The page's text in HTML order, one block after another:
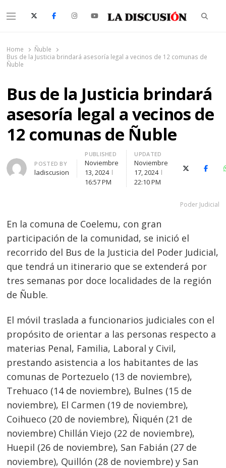
Menu
Home
Ñuble
Bus de la Justicia brindará asesoría legal a vecinos de 12 comunas de
Ñuble
Bus de la Justicia brindará
asesoría legal a vecinos de
12 comunas de Ñuble
Author
POSTED BY
ladiscusion
PUBLISHED
Noviembre
13, 2024
16:57 PM
UPDATED
Noviembre
17, 2024
22:10 PM
X (Twitter)
Poder Judicial
En la comuna de Coelemu, con gran
participación de la comunidad, se inició el
recorrido del Bus de la Justicia del Poder Judicial,
que tendrá un itinerario que se extenderá por
tres semanas por doce localidades de la región
de Ñuble.
El móvil traslada a funcionarios judiciales con el
propósito de orientar a las personas respecto a
materias Penal, Familia, Laboral y Civil,
prestando asistencia a los habitantes de las
comunas de Portezuelo (13 de noviembre),
Trehuaco (14 de noviembre), Bulnes (15 de
noviembre), El Carmen (19 de noviembre),
Coihueco (20 de noviembre), Ñiquén (21 de
noviembre) Chillán Viejo (22 de noviembre),
Huepil (26 de noviembre), San Fabián (27 de
noviembre), Quillón (28 de noviembre) y San